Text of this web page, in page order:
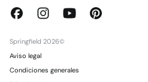
Springfield 2026©
Aviso legal
Condiciones generales